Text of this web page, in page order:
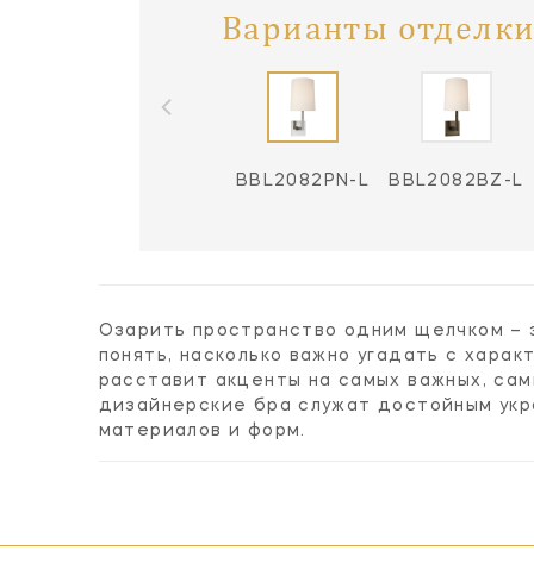
Варианты
BBL2082PN-L BBL2082BZ-L
Озарить пространство одним щелчком –
понять, насколько важно угадать с
расставит акценты на самых важных,
дизайнерские бра служат достойным
материалов и форм.